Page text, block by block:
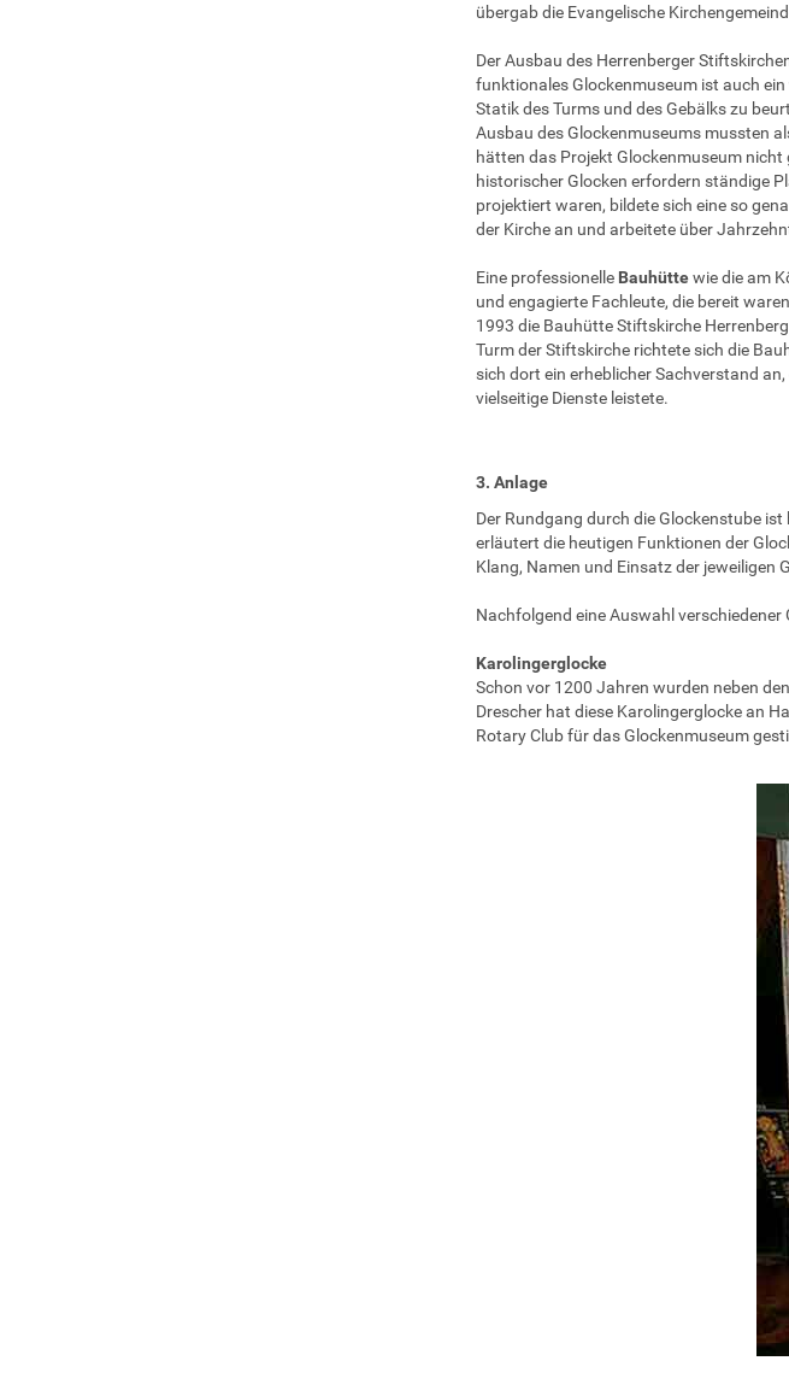
übergab die Evangelische
Der Ausbau des Herrenberger
funktionales Glockenmuseum ist auch ein
Statik des Turms und des Gebälks zu
Ausbau des Glockenmuseums mussten
hätten das Projekt Glockenmuseum
historischer Glocken erfordern ständige
projektiert waren, bildete sich eine so
der Kirche an und arbeitete über
Eine professionelle Bauhüttewie die am
und engagierte Fachleute, die bereit
1993 die Bauhütte Stiftskirche
Turm der Stiftskirche richtete sich die
sich dort ein erheblicher Sachverstand
vielseitige Dienste leistete.
3. Anlage
Der Rundgang durch die Glockenstube
erläutert die heutigen Funktionen der
Klang, Namen und Einsatz der jeweiligen
Nachfolgend eine Auswahl verschiedener
Karolingerglocke
Schon vor 1200 Jahren wurden neben
Drescher hat diese Karolingerglocke an
Rotary Club für das Glockenmuseum